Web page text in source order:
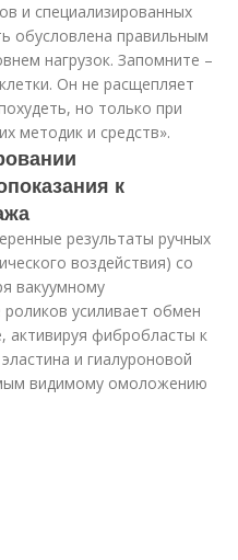
и специализированных
обусловлена правильным
нагрузок. Запомните –
Он не расщепляет
но только при
методик и средств».
к
результаты ручных
воздействия) со
вакуумному
усиливает обмен
активируя фибробласты к
и гиалуроновой
видимому омоложению